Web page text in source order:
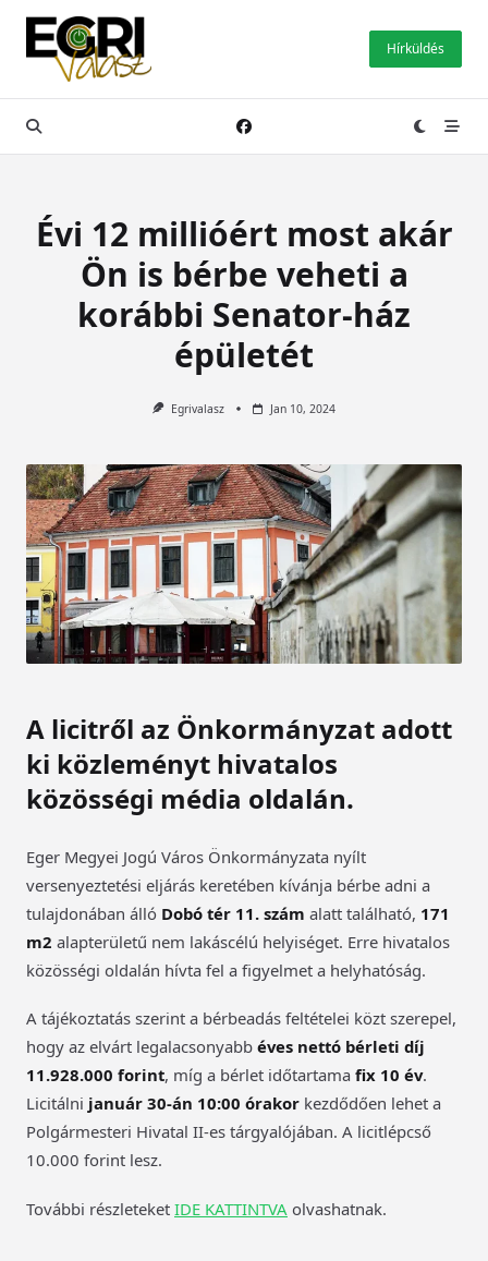
Skip
content
Hírküldés
Évi 12 millióért most akár
Ön is bérbe veheti a
korábbi Senator-ház
épületét
Egrivalasz Jan 10, 2024
A licitről az Önkormányzat adott
ki közleményt hivatalos
közösségi média oldalán.
Eger Megyei Jogú Város Önkormányzata nyílt
versenyeztetési eljárás keretében kívánja bérbe adni a
tulajdonában álló Dobó tér 11. szám alatt található, 171
m2 alapterületű nem lakáscélú helyiséget. Erre hivatalos
közösségi oldalán hívta fel a figyelmet a helyhatóság.
A tájékoztatás szerint a bérbeadás feltételei közt szerepel,
hogy az elvárt legalacsonyabb éves nettó bérleti díj
11.928.000 forint, míg a bérlet időtartama fix 10 év.
Licitálni január 30-án 10:00 órakor kezdődően lehet a
Polgármesteri Hivatal II-es tárgyalójában. A licitlépcső
10.000 forint lesz.
További részleteket IDE KATTINTVA olvashatnak.